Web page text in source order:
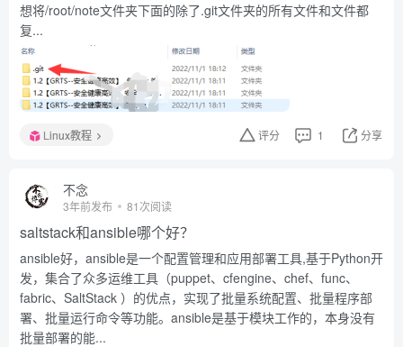
想将/root/note文件夹下面的除了.git文件夹的所有文件和文件都
复...
Linux教程 评分 1 分享
不念
3年前发布 81次阅读
saltstack和ansible哪个好？
ansible好，ansible是一个配置管理和应用部署工具,基于Python开
发，集合了众多运维工具（puppet、cfengine、chef、func、
fabric、SaltStack ）的优点，实现了批量系统配置、批量程序部
署、批量运行命令等功能。ansible是基于模块工作的，本身没有
批量部署的能...